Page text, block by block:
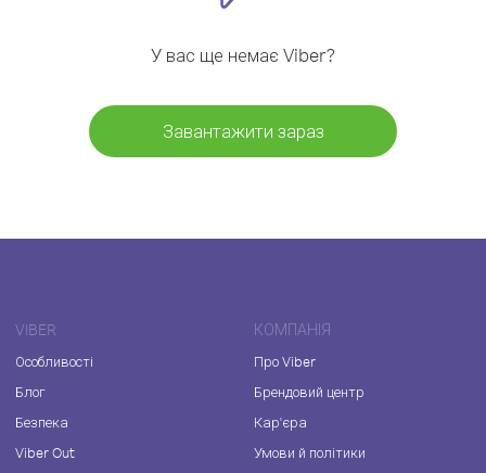
У вас ще немає Viber?
Завантажити зараз
VIBER
Особливості
Блог
Безпека
Viber Out
КОМПАНІЯ
Про Viber
Брендовий центр
Кар'єра
Умови й політики